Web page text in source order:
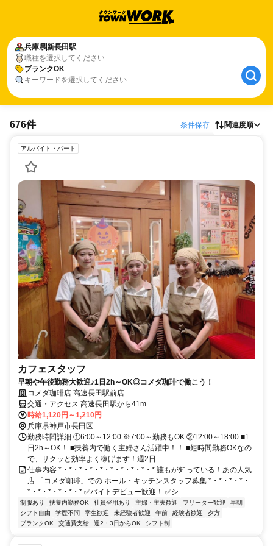
兵庫県新長田駅
職種を選択してください
ブランクOK
キーワードを選択してください
676件 条件保存 関連度順
アルバイト・パート
カフェスタッフ
早朝や午後勤務大歓迎♪1日2h～OK◎コメダ珈琲で働こう！
コメダ珈琲店 高速長田駅前店
交通・アクセス 高速長田駅から41m
時給1,120円～1,210円
兵庫県神戸市長田区
勤務時間詳細 ①6:00～12:00 ※7:00～勤務もOK ②12:00～18:00 ■1
日2h～OK！ ■扶養内で働く主婦さん活躍中！！ ■短時間勤務OKなの
で、サクッと効率よく稼げます！週2日...
仕事内容 *・*・*・*・*・*・*・*・*・* 誰もが知っている！あの人気
店 「コメダ珈琲」での ホール・キッチンスタッフ募集 *・*・*・*・
*・*・*・*・*・* ✅バイトデビュー歓迎！ ✅シ...
制服あり 扶養内勤務OK 社員登用あり 主婦・主夫歓迎 フリーター歓迎
早朝
シフト自由
学歴不問 学生歓迎 未経験者歓迎 午前 経験者歓迎
夕方
ブランクOK
交通費支給 週2・3日からOK シフト制